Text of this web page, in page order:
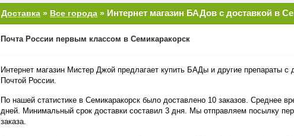
Доставка » Все города » Интернет магазин БАДов с доставкой в
Почта России первым классом в Семикаракорск
Интернет магазин Мистер Джой предлагает купить БАДы и другие препараты с
Почтой России.
По нашей статистике в Семикаракорск было доставлено 10 заказов. Среднее
дней. Минимальный срок доставки составил 3 дня. Мы отправляем посылку
заказа.